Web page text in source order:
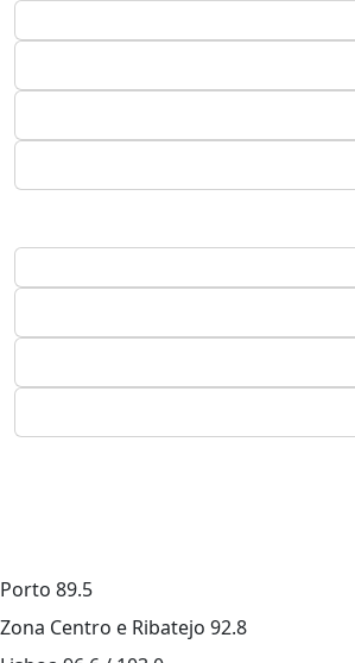
Porto 89.5
Zona Centro e Ribatejo 92.8